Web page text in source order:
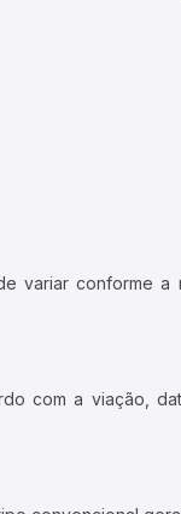
variar conforme
com a viação,